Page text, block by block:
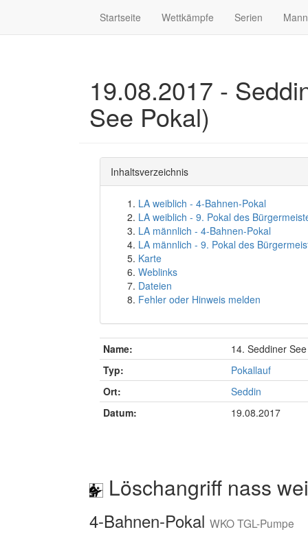
Startseite Wettkämpfe Serien
19.08.2017 -
See Pokal)
Inhaltsverzeichnis
LA weiblich - 4-Bahnen-Pokal
LA weiblich - 9. Pokal des
LA männlich - 4-Bahnen-Pokal
LA männlich - 9. Pokal des
Karte
Weblinks
Dateien
Fehler oder Hinweis melden
Name:
14. Seddiner
Typ:
Pokallauf
Ort:
Seddin
Datum:
19.08.2017
Löschangriff nass
4-Bahnen-Pokal WKO TGL-Pumpe